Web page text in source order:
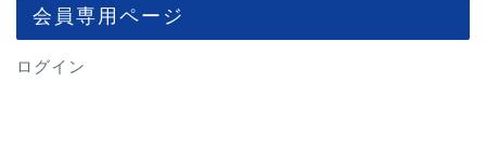
会員専用ページ
ログイン